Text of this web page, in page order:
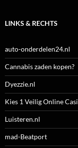
LINKS & RECHTS
auto-onderdelen24.nl
Cannabis zaden kopen?
Dyezzie.nl
Kies 1 Veilig Online
Luisteren.nl
mad-Beatport